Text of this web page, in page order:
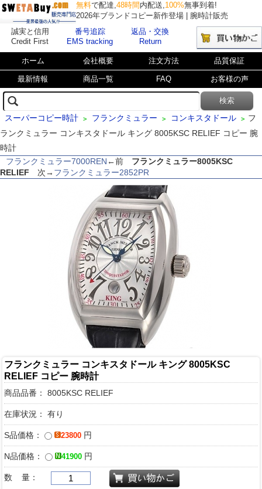
無料で配達,48時間 内配送,100%無事到着!
2026年ブランドコピー新作登場 | 腕時計販売
誠実と信用
Credit First
番号追踪
EMS tracking
返品・交換
Return
ホーム 会社概要 注文方法 品質保証
最新情報 商品一覧 FAQ お客様の声
スーパーコピー時計 > フランクミュラー > コンキスタドール > フ
ランクミュラー コンキスタドール キング 8005KSC RELIEF コピー 腕
時計
フランクミュラー7000REN ←前
フランクミュラー8005KSC
RELIEF
次→ フランクミュラー2852PR
フランクミュラー コンキスタドール キング 8005KSC
RELIEF コピー 腕時計
商品品番： 8005KSC RELIEF
在庫状況： 有り
S品価格： 23800 円
N品価格： 41900 円
数 量：